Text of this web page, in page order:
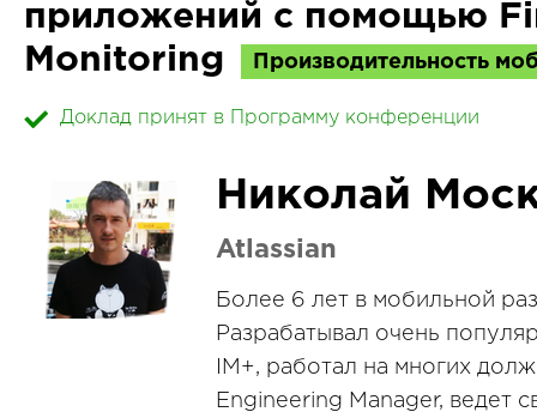
приложений с помощью
Monitoring
Производительность
Доклад принят в Программу конференции
Николай
Atlassian
Более 6 лет в мобильной
Разрабатывал очень
IM+, работал на многих
Engineering Manager, ведет